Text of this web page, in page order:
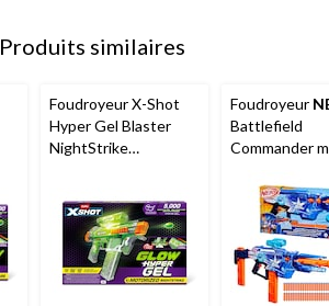
Produits similaires
Foudroyeur X-Shot
Hyper Gel Blaster
NightStrike
Foudroyeur
Battlefield
Commander